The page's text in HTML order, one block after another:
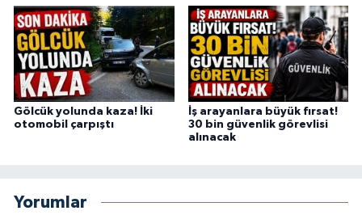
Gölcük yolunda kaza! İki
otomobil çarpıştı
İş arayanlara büyük fırsat!
30 bin güvenlik görevlisi
alınacak
Yorumlar